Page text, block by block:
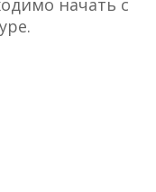
начать с